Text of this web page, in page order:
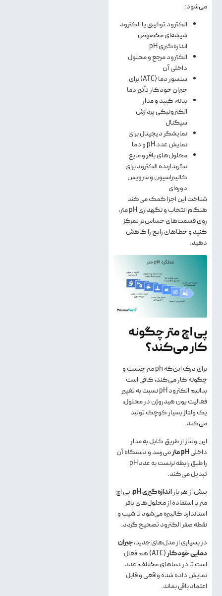
می‌شود:
الکترود ترکیبی یا الکترود
شیشه‌ای مخصوص
اندازه‌گیری pH
الکترود مرجع و محلول
داخلی آن
سنسور دما (ATC) برای
جبران خودکار تأثیر دما
بدنه، کیپد و مدار
الکترونیکی پردازش
سیگنال
نمایشگر دیجیتال برای
نمایش عدد pH و دما
محلول‌های بافر و مایع
نگهدارنده الکترود برای
کالیبراسیون و سرویس
دوره‌ای
شناخت این اجزا کمک می‌کند
هنگام انتخاب و نگهداری pH متر،
روی قسمت‌های حساس‌تر تمرکز
کنید و خطاهای رایج را کاهش
دهید.
پی اچ متر چگونه
کار می‌کند؟
برای درک این‌که ph متر چیست و
چگونه کار می‌کند، کافی است
بدانیم الکترود pH نسبت به تغییر
فعالیت یون هیدروژن در محلول،
یک ولتاژ بسیار کوچک تولید
می‌کند.
این ولتاژ از طریق کابل به مدار
داخلیpHمترمی‌رسد و دستگاه آن
را طبق رابطه نرنست به عدد pH
تبدیل می‌کند.
پیش از هر باراندازه‌گیریpH، پی اچ
متر با استفاده از محلول‌های بافر
استاندارد کالیبره می‌شود تا شیب و
نقطه صفر الکترود تصحیح گردد.
در بسیاری از مدل‌های جدید،جبران
دمایی خودکار
(ATC) هم فعال
است تا در دماهای مختلف، عدد
نمایش داده شده واقعی و قابل
اعتماد باقی بماند.